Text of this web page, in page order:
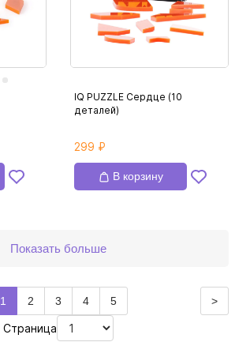
IQ PUZZLE Сердце (10
деталей)
299 ₽
В корзину
Показать больше
1 2 3 4 5 >
Страница